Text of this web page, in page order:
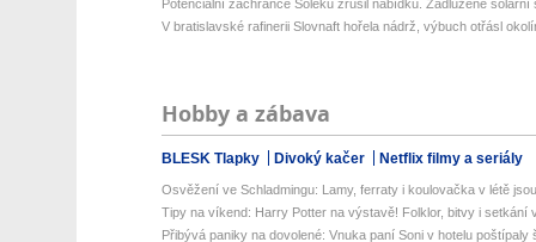
Potenciální zachránce Soleku zrušil nabídku. Zadlužené solární
V bratislavské rafinerii Slovnaft hořela nádrž, výbuch otřásl
Hobby a zábava
BLESK Tlapky Divoký kačer Netflix filmy a seriály
Osvěžení ve Schladmingu: Lamy, ferraty i koulovačka v létě
Tipy na víkend: Harry Potter na výstavě! Folklor, bitvy i setkání
Přibývá paniky na dovolené: Vnuka paní Soni v hotelu poštípaly